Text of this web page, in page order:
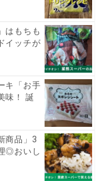
はもちも
イッチが
キ「お手
味！ 誕
商品」3
◎おいし